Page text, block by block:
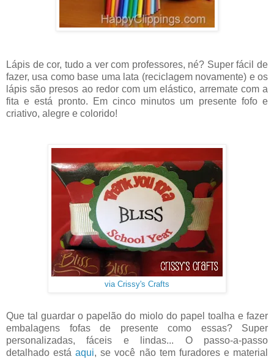
Lápis de cor, tudo a ver com professores, né? Super fácil de
fazer, usa como base uma lata (reciclagem novamente) e os
lápis são presos ao redor com um elástico, arremate com a
fita e está pronto. Em cinco minutos um presente fofo e
criativo, alegre e colorido!
via Crissy's Crafts
Que tal guardar o papelão do miolo do papel toalha e fazer
embalagens fofas de presente como essas? Super
personalizadas, fáceis e lindas... O passo-a-passo
detalhado estáaqui, se você não tem furadores e material